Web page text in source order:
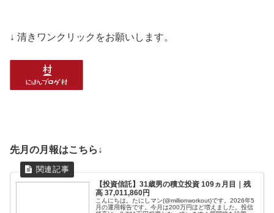
↓ 清きワンクリックをお願いします。
先月の月報はこちら↓
【投資信託】31歳男の積立投資 109ヵ月目｜残
高 37,011,860円
こんにちは。たにしマン(@millionworkout)です。2026年5
月の運用報告です。今月は200万円ほど増えました。投信